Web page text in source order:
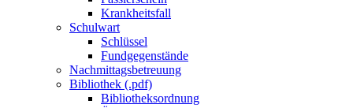
Krankheitsfall
Schulwart
Schlüssel
Fundgegenstände
Nachmittagsbetreuung
Bibliothek (.pdf)
Bibliotheksordnung